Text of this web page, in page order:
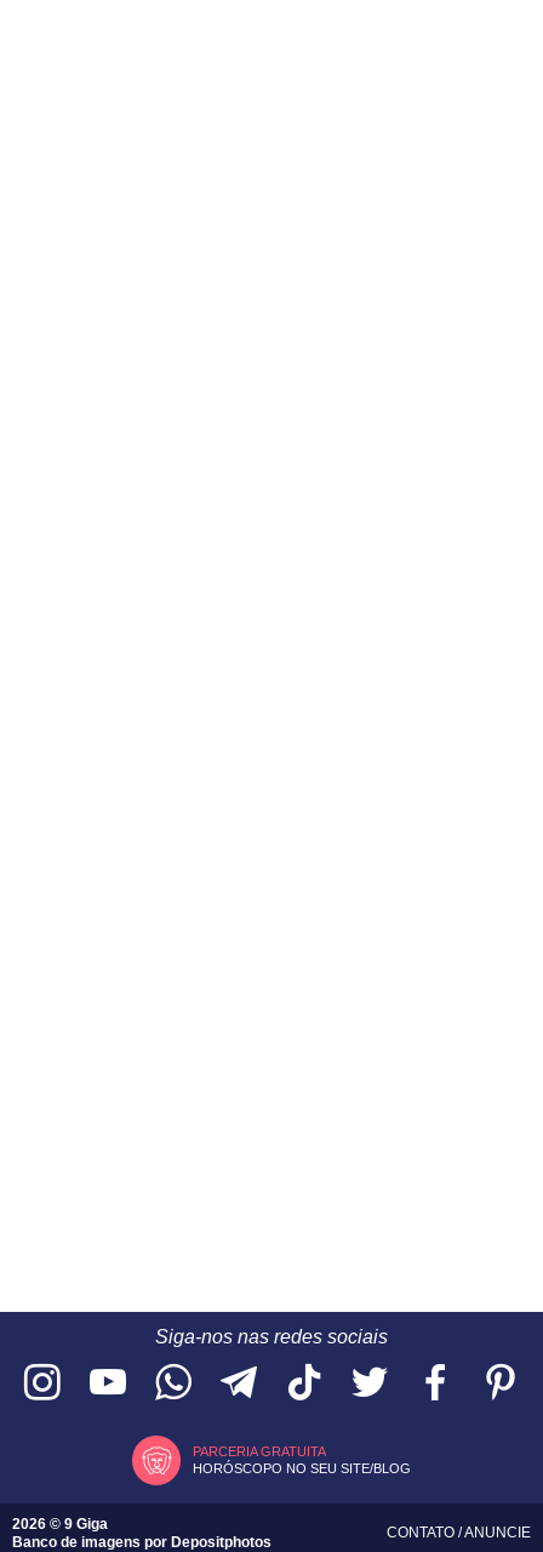
Siga-nos nas redes sociais
PARCERIA GRATUITA
HORÓSCOPO NO SEU SITE/BLOG
2026 © 9 Giga
Banco de imagens por Depositphotos
CONTATO /ANUNCIE